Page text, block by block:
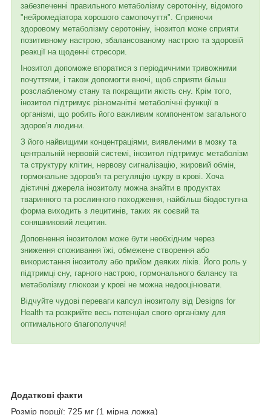
забезпеченні правильного метаболізму серотоніну, відомого
"нейромедіатора хорошого самопочуття". Сприяючи
здоровому метаболізму серотоніну, інозитол може сприяти
позитивному настрою, збалансованому настрою та здоровій
реакції на щоденні стресори.
Інозитол допоможе впоратися з періодичними тривожними
почуттями, і також допомогти вночі, щоб сприяти більш
розслабленому стану та покращити якість сну. Крім того,
інозитол підтримує різноманітні метаболічні функції в
організмі, що робить його важливим компонентом загального
здоров'я людини.
З його найвищими концентраціями, виявленими в мозку та
центральній нервовій системі, інозитол підтримує метаболізм
та структуру клітин, нервову сигналізацію, жировий обмін,
гормональне здоров'я та регуляцію цукру в крові. Хоча
дієтичні джерела інозитолу можна знайти в продуктах
тваринного та рослинного походження, найбільш біодоступна
форма виходить з лецитинів, таких як соєвий та
соняшниковий лецитин.
Доповнення інозитолом може бути необхідним через
зниження споживання їжі, обмежене створення або
використання інозитолу або прийом деяких ліків. Його роль у
підтримці сну, гарного настрою, гормонального балансу та
метаболізму глюкози у крові не можна недооцінювати.
Відчуйте чудові переваги капсул інозитолу від Designs for
Health та розкрийте весь потенціал свого організму для
оптимального благополуччя!
Додаткові факти
Розмір порції: 725 мг (1 мірна ложка)